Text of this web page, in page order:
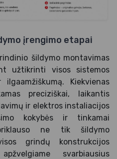
įrengimo etapai
šildymo montavimas
užtikrinti visos sistemos
Kiekvienas
preciziškai, laikantis
ir elektros instaliacijos
kokybės ir tinkamai
ne tik šildymo
grindų konstrukcijos
svarbiausius